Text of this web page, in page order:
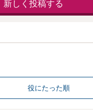
新しく投稿する
役にたった順